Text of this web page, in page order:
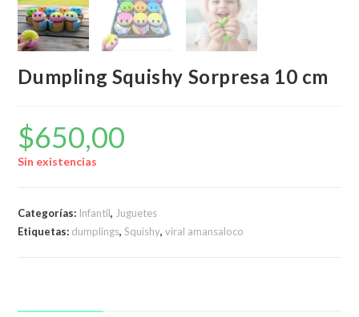
Dumpling Squishy Sorpresa 10 cm
$650,00
Sin existencias
Categorías: Infantil, Juguetes
Etiquetas: dumplings,Squishy,viral amansaloco